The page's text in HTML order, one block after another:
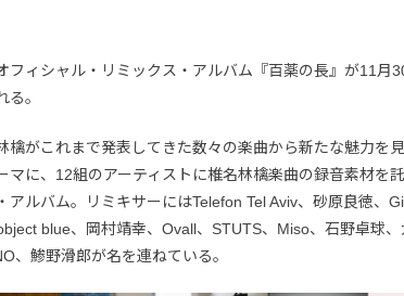
フィシャル・リミックス・アルバム『百薬の長』が11月
る。
檎がこれまで発表してきた数々の楽曲から新たな魅力を
マに、12組のアーティストに椎名林檎楽曲の録音素材を
アルバム。リミキサーにはTelefon Tel Aviv、砂原良徳、
blue、岡村靖幸、Ovall、STUTS、Miso、石野卓球、
、鯵野滑郎が名を連ねている。